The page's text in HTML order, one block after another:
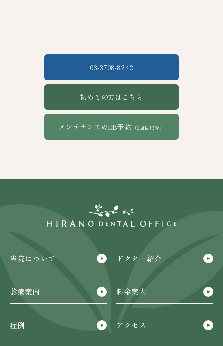
03-3708-8242
初めての方はこちら
メンテナンスWEB予約（2回目以降）
当院について ドクター紹介
診療案内 料金案内
症例 アクセス